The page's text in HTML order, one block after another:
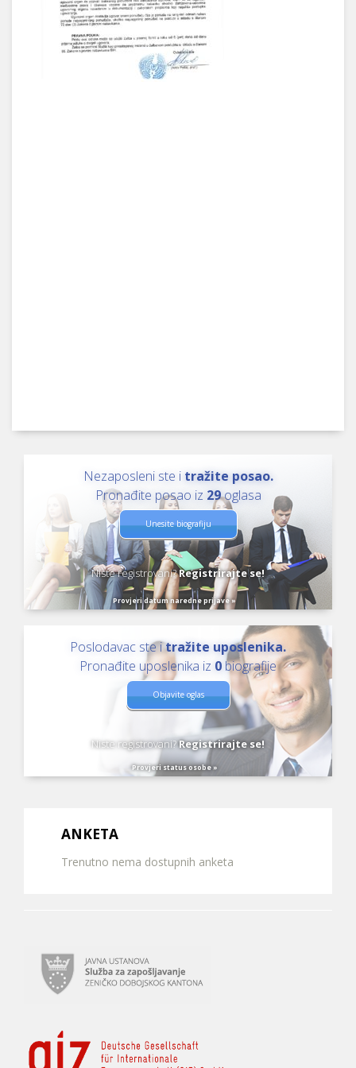
Nezaposleni ste i tražite posao.
Pronađite posao iz 29oglasa
Unesite biografiju
Niste registrovani?Registrirajte se!
Provjeri datum naredne prijave »
Poslodavac ste itražite uposlenika.
Pronađite uposlenika iz 0 biografije
Objavite oglas
Niste registrovani?Registrirajte se!
Provjeri status osobe »
ANKETA
Trenutno nema dostupnih anketa